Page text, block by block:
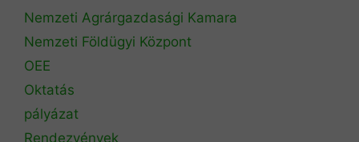
Nemzeti Agrárgazdasági Kamara
Nemzeti Földügyi Központ
OEE
Oktatás
pályázat
Rendezvények